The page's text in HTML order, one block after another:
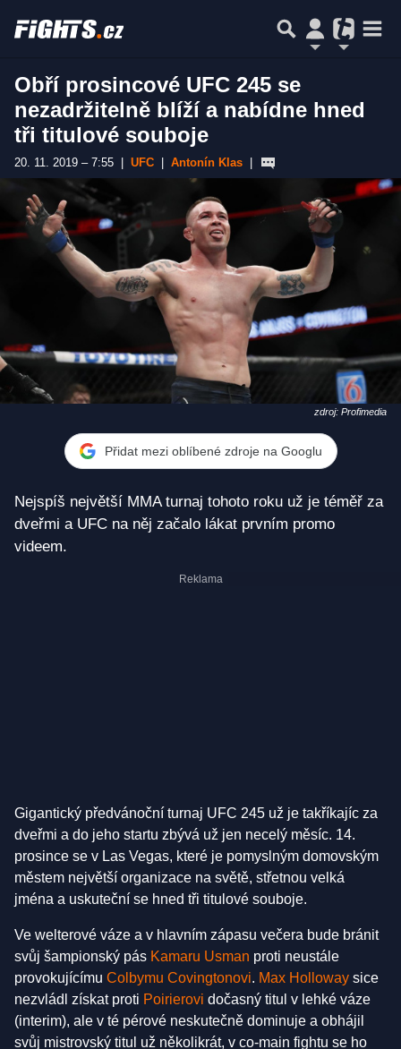
Obří prosincové UFC 245 se
nezadržitelně blíží a nabídne hned
tři titulové souboje
20. 11. 2019 – 7:55 UFC Antonín Klas
zdroj: Profimedia
Přidat mezi oblíbené zdroje na Googlu
Nejspíš největší MMA turnaj tohoto roku už je téměř za
dveřmi a UFC na něj začalo lákat prvním promo
videem.
Gigantický předvánoční turnaj UFC 245 už je takříkajíc za
dveřmi a do jeho startu zbývá už jen necelý měsíc. 14.
prosince se v Las Vegas, které je pomyslným domovským
městem největší organizace na světě, střetnou velká
jména a uskuteční se hned tři titulové souboje.
Ve welterové váze a v hlavním zápasu večera bude bránit
svůj šampionský pás Kamaru Usman proti neustále
provokujícímu Colbymu Covingtonovi. Max Holloway sice
nezvládl získat proti Poirierovi dočasný titul v lehké váze
(interim), ale v té pérové neskutečně dominuje a obhájil
svůj mistrovský titul už několikrát, v co-main fightu se ho